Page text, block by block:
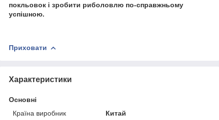
покльовок і зробити риболовлю по-справжньому
успішною.
Приховати
Характеристики
Основні
Країна виробник
Китай